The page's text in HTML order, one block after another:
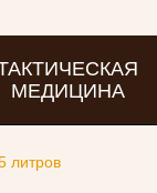
МЕДИЦИНА
литров